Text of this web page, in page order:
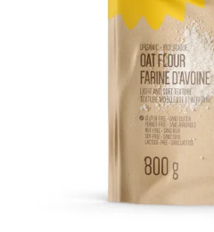
AJOUTER AU PANIER